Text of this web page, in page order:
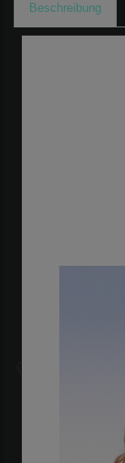
Beschreibung